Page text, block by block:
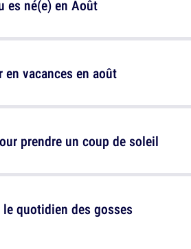
es né(e) en Août
prendre un coup de soleil
vacances en août
quotidien des gosses